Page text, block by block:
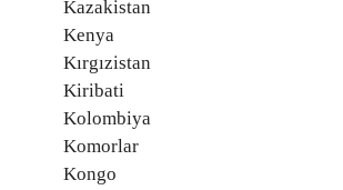
Kazakistan
Kenya
Kırgızistan
Kiribati
Kolombiya
Komorlar
Kongo